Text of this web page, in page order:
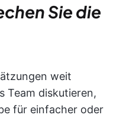
Sie die
weit
Team diskutieren,
für einfacher oder